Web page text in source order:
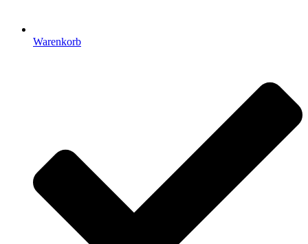
Warenkorb